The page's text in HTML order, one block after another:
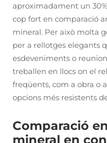
aproximadament un
cop fort en comparació
mineral. Per això molta
per a rellotges elegants
esdeveniments o
treballen en llocs on el
freqüents, com a obra o
opcions més resistents
Comparació
mineral en